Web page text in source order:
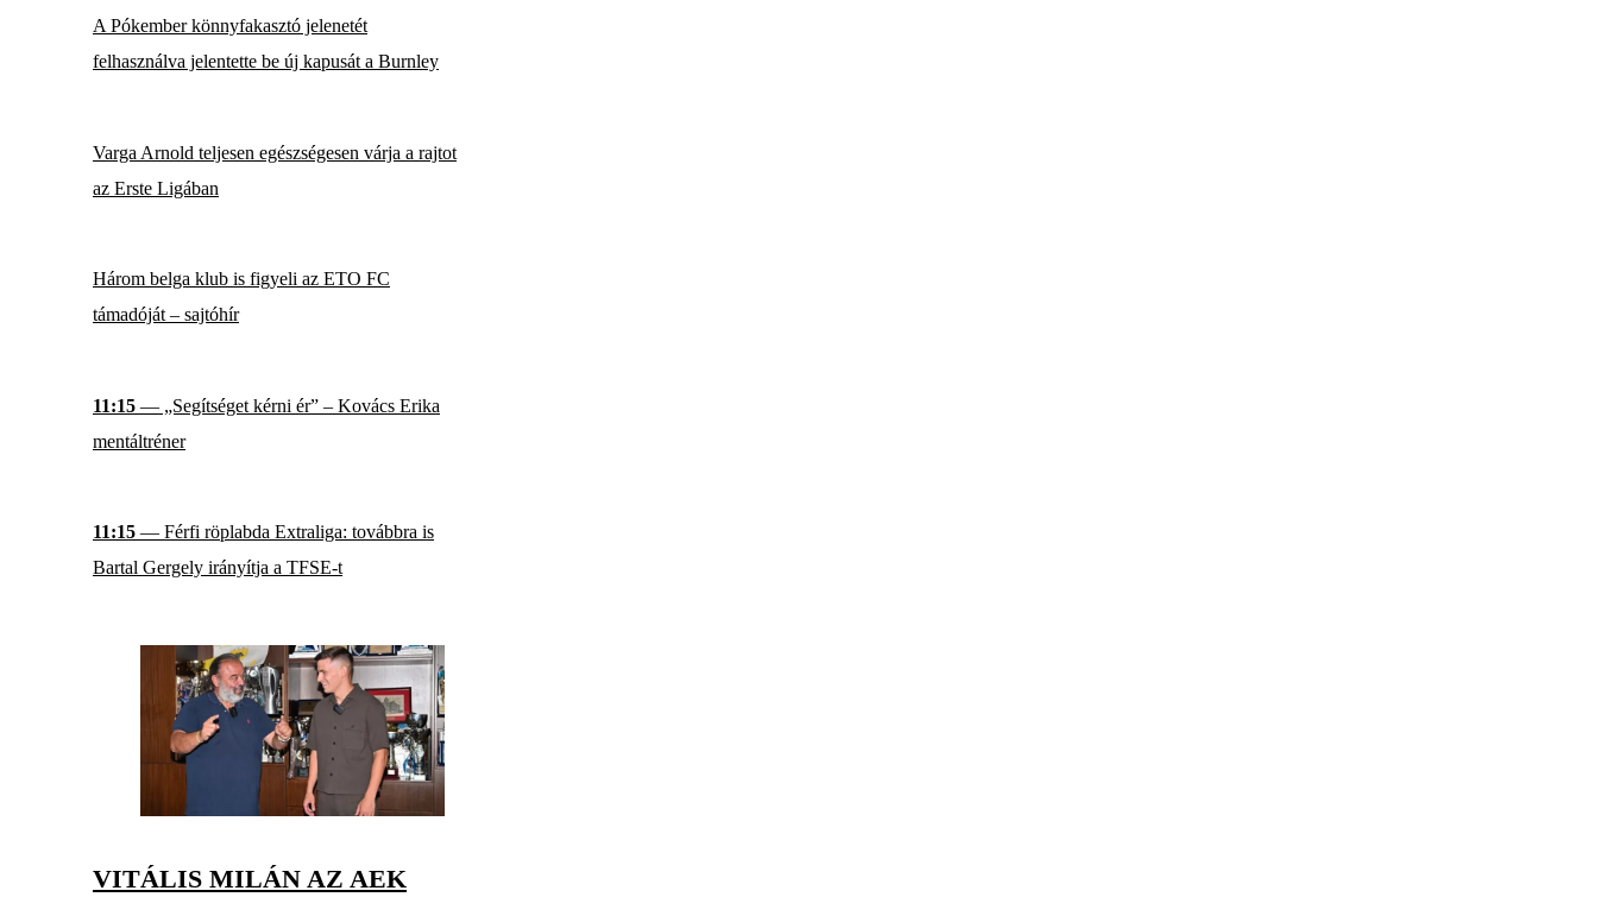
A Pókember könnyfakasztó jelenetét
felhasználva jelentette be új kapusát a Burnley
Varga Arnold teljesen egészségesen várja a rajtot
az Erste Ligában
Három belga klub is figyeli az ETO FC
támadóját – sajtóhír
11:15 — „Segítséget kérni ér” – Kovács Erika
mentáltréner
11:15 — Férfi röplabda Extraliga: továbbra is
Bartal Gergely irányítja a TFSE-t
VITÁLIS MILÁN AZ AEK